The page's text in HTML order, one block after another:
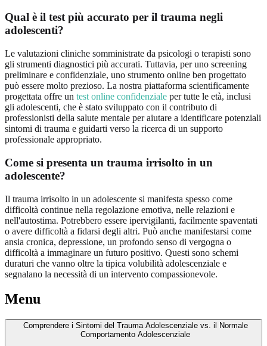
Qual è il test più accurato per il trauma negli
adolescenti?
Le valutazioni cliniche somministrate da psicologi o terapisti sono
gli strumenti diagnostici più accurati. Tuttavia, per uno screening
preliminare e confidenziale, uno strumento online ben progettato
può essere molto prezioso. La nostra piattaforma scientificamente
progettata offre un test online confidenziale per tutte le età, inclusi
gli adolescenti, che è stato sviluppato con il contributo di
professionisti della salute mentale per aiutare a identificare potenziali
sintomi di trauma e guidarti verso la ricerca di un supporto
professionale appropriato.
Come si presenta un trauma irrisolto in un
adolescente?
Il trauma irrisolto in un adolescente si manifesta spesso come
difficoltà continue nella regolazione emotiva, nelle relazioni e
nell'autostima. Potrebbero essere ipervigilanti, facilmente spaventati
o avere difficoltà a fidarsi degli altri. Può anche manifestarsi come
ansia cronica, depressione, un profondo senso di vergogna o
difficoltà a immaginare un futuro positivo. Questi sono schemi
duraturi che vanno oltre la tipica volubilità adolescenziale e
segnalano la necessità di un intervento compassionevole.
Menu
Comprendere i Sintomi del Trauma Adolescenziale vs. il Normale
Comportamento Adolescenziale